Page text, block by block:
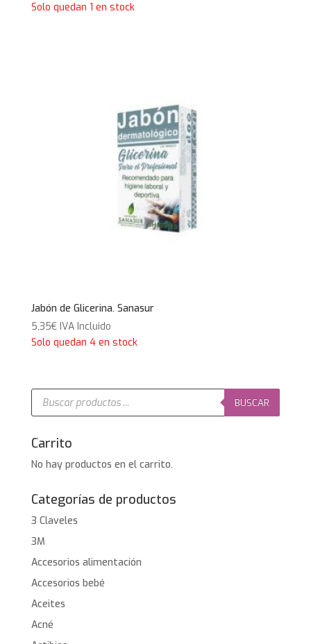
Solo quedan 1 en stock
Jabón de Glicerina. Sanasur
5,35€ IVA Incluido
Solo quedan 4 en stock
Búsqueda
productos
BUSCAR
Carrito
No hay productos en el carrito.
Categorías de productos
3 Claveles
3M
Accesorios alimentación
Accesorios bebé
Aceites
Acné